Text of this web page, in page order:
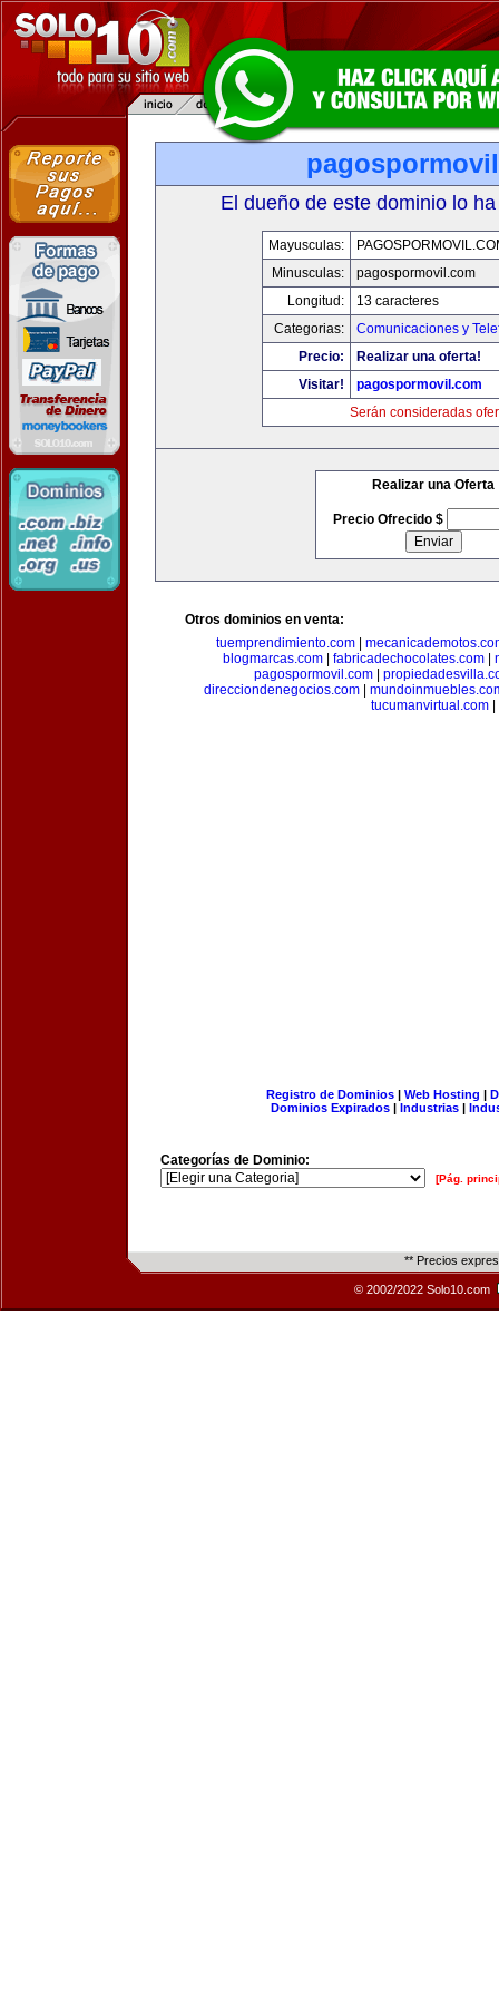
El dueño de este dominio lo
Mayusculas:
Minusculas:
pagospormovil.com
Longitud:
13 caracteres
Categorias:
Comunicaciones y
Precio:
Realizar una oferta!
Visitar!
pagospormovil.com
Serán consideradas
Realizar una Oferta
Precio Ofrecido $
Otros dominios en venta:
tuemprendimiento.com
blogmarcas.com
fabricadechocolates.com
pagospormovil.com
direcciondenegocios.com
tucumanvirtual.com
Registro de Dominios| Web Hosting |
Dominios Expirados | Industrias |
Categorías de Dominio:
[Pág.
** Precios
© 2002/2022 Solo10.com